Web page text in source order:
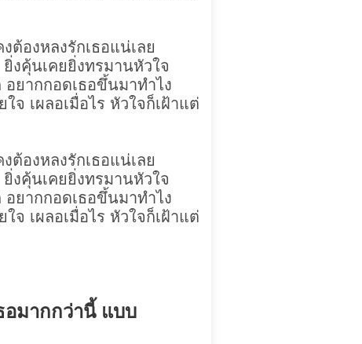
ต้องหลงรักเธอแน่เลย
งคุ้นเคยยิ่งทรมานหัวใจ
ยากกอดเธอขึ้นมาทำไง
เผลอเมื่อไร หัวใจก็เฝ้าแต่
ต้องหลงรักเธอแน่เลย
งคุ้นเคยยิ่งทรมานหัวใจ
ยากกอดเธอขึ้นมาทำไง
เผลอเมื่อไร หัวใจก็เฝ้าแต่
อมากกว่านี้ แบบ